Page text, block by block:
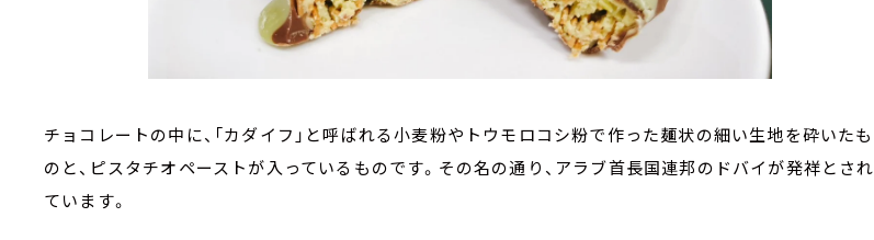
チョコレートの中に、「カダイフ」と呼ばれる小麦粉やトウモロコシ粉で作った麺状の細い生地を砕いたも
のと、ピスタチオペーストが入っているものです。その名の通り、アラブ首長国連邦のドバイが発祥とされ
ています。